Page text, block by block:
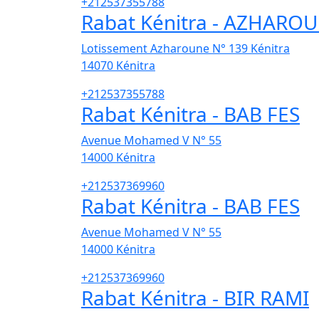
Rabat Kénitra -
Lotissement Azharoune N° 139 Kénitra
14070 Kénitra
+212537355788
Rabat Kénitra - BAB FES
Avenue Mohamed V N° 55
14000 Kénitra
+212537369960
Rabat Kénitra - BAB FES
Avenue Mohamed V N° 55
14000 Kénitra
+212537369960
Rabat Kénitra - BIR RAMI